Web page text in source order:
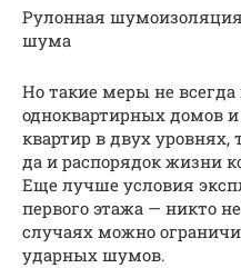
Рулонная шумоизоляция
шума
Но такие меры не
одноквартирных домов
квартир в двух
да и распорядок жизни
Еще лучше условия
первого этажа — никто
случаях можно
ударных шумов.